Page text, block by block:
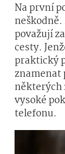
Na první
považují
cesty.
praktický
znamenat
některých
vysoké
telefonu.